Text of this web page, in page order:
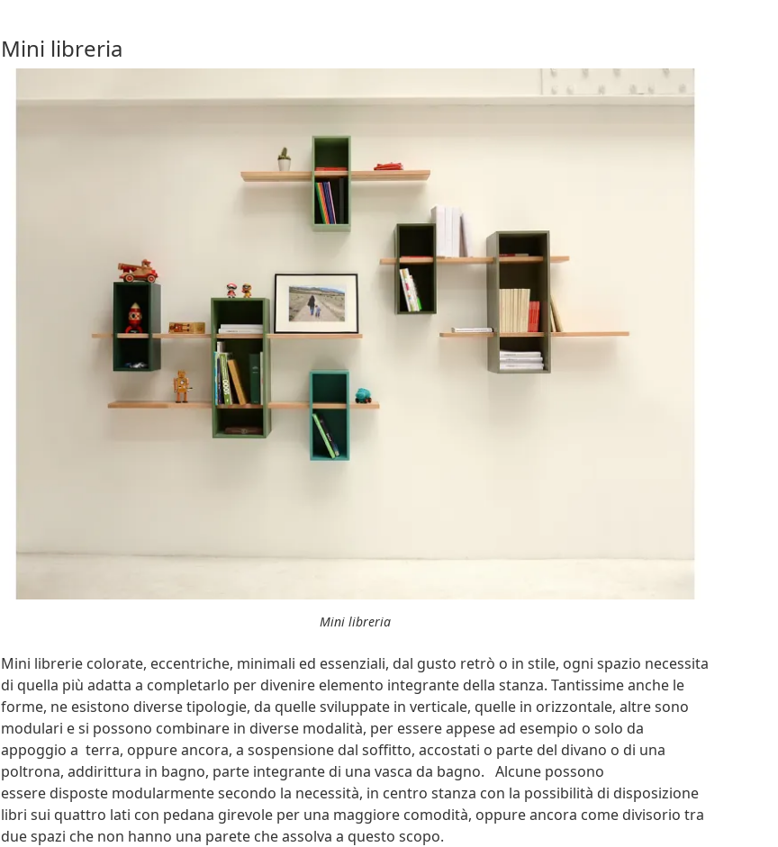
Mini libreria
Mini libreria
Mini librerie colorate, eccentriche, minimali ed essenziali, dal gusto retrò o in stile, ogni spazio necessita
di quella più adatta a completarlo per divenire elemento integrante della stanza. Tantissime anche le
forme, ne esistono diverse tipologie, da quelle sviluppate in verticale, quelle in orizzontale, altre sono
modulari e si possono combinare in diverse modalità, per essere appese ad esempio o solo da
appoggio a terra, oppure ancora, a sospensione dal soffitto, accostati o parte del divano o di una
poltrona, addirittura in bagno, parte integrante di una vasca da bagno. Alcune possono
essere disposte modularmente secondo la necessità, in centro stanza con la possibilità di disposizione
libri sui quattro lati con pedana girevole per una maggiore comodità, oppure ancora come divisorio tra
due spazi che non hanno una parete che assolva a questo scopo.